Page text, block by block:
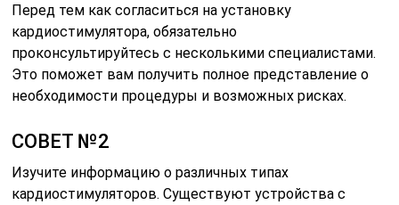
Перед тем как согласиться на установку
кардиостимулятора, обязательно
проконсультируйтесь с несколькими специалистами.
Это поможет вам получить полное представление о
необходимости процедуры и возможных рисках.
СОВЕТ №2
Изучите информацию о различных типах
кардиостимуляторов. Существуют устройства с